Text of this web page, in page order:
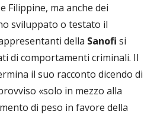
Filippine, ma anche dei
sviluppato o testato il
della Sanofi si
di comportamenti criminali. Il
il suo racconto dicendo di
«solo in mezzo alla
di peso in favore della